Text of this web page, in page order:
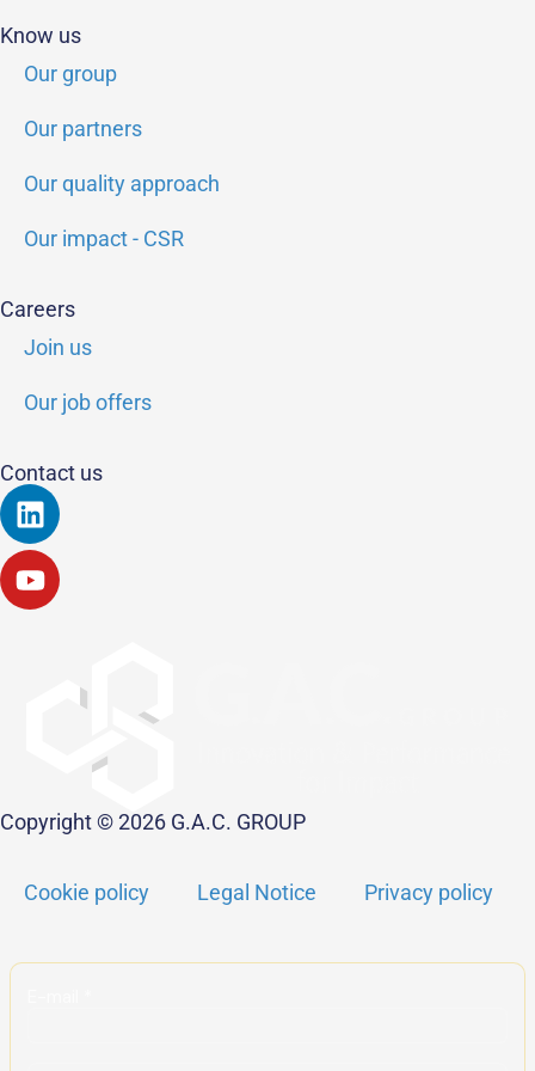
Know us
Our group
Our partners
Our quality approach
Our impact - CSR
Careers
Join us
Our job offers
Contact us
Linkedin
Youtube
Copyright © 2026 G.A.C. GROUP
Cookie policy Legal Notice Privacy policy